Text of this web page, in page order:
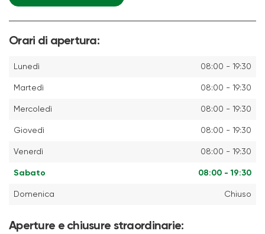
Orari di apertura:
Lunedì 08:00 - 19:30
Martedì 08:00 - 19:30
Mercoledì 08:00 - 19:30
Giovedì 08:00 - 19:30
Venerdì 08:00 - 19:30
Sabato 08:00 - 19:30
Domenica Chiuso
Aperture e chiusure straordinarie: